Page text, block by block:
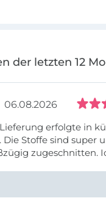
der letzten 12
06.08.2026
erfolgte in
zugeschnitten.